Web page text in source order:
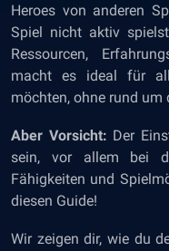
Heroes von anderen
Spiel nicht aktiv
Ressourcen,
macht es ideal für
möchten, ohne rund um
Aber Vorsicht: Der
sein, vor allem bei
Fähigkeiten und
diesen Guide!
Wir zeigen dir, wie du